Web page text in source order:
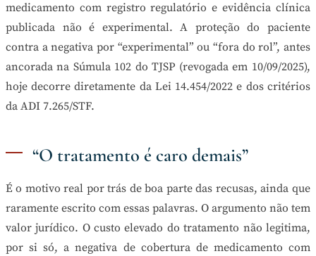
medicamento com registro regulatório e evidência clínica
publicada não é experimental. A proteção do paciente
contra a negativa por “experimental” ou “fora do rol”, antes
ancorada na Súmula 102 do TJSP (revogada em 10/09/2025),
hoje decorre diretamente da Lei 14.454/2022 e dos critérios
da ADI 7.265/STF.
“O tratamento é caro demais”
É o motivo real por trás de boa parte das recusas, ainda que
raramente escrito com essas palavras. O argumento não tem
valor jurídico. O custo elevado do tratamento não legitima,
por si só, a negativa de cobertura de medicamento com